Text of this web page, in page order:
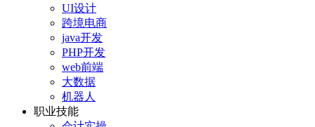
UI设计
跨境电商
java开发
PHP开发
web前端
大数据
机器人
职业技能